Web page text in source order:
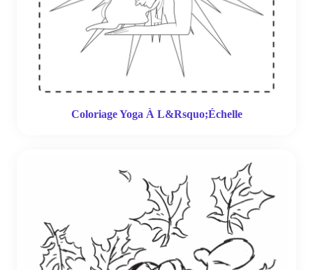
Coloriage Yoga À L&Rsquo;Échelle